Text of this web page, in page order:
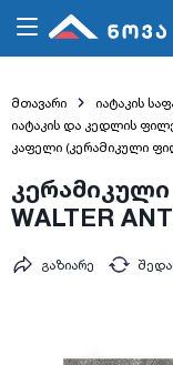
მთავარი
იატაკის
იატაკის და კედლის
კაფელი (კერამიკული
კერამიკული
WALTER
გაზიარე